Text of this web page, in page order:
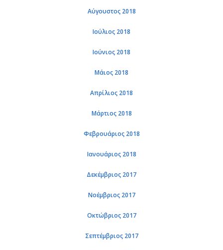
Αύγουστος 2018
Ιούλιος 2018
Ιούνιος 2018
Μάιος 2018
Απρίλιος 2018
Μάρτιος 2018
Φεβρουάριος 2018
Ιανουάριος 2018
Δεκέμβριος 2017
Νοέμβριος 2017
Οκτώβριος 2017
Σεπτέμβριος 2017